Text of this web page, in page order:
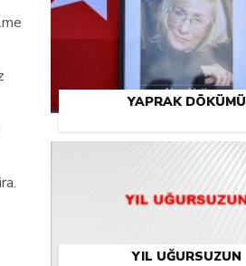
YAPRAK DÖKÜMÜ
YIL UĞURSUZUN